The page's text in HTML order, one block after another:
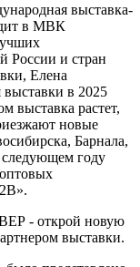
выставка-
в МВК
России и стран
Елена
в 2025
выставка растет,
новые
Барнала,
году
- открой новую
выставки.